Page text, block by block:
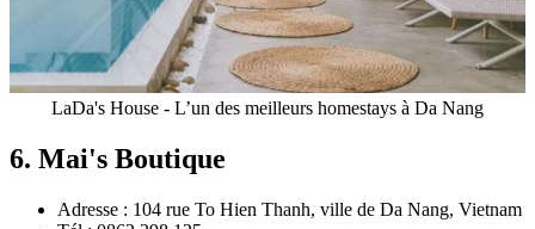
LaDa's House - L’un des meilleurs homestays à Da Nang
6. Mai's Boutique
Adresse : 104 rue To Hien Thanh, ville de Da Nang, Vietnam